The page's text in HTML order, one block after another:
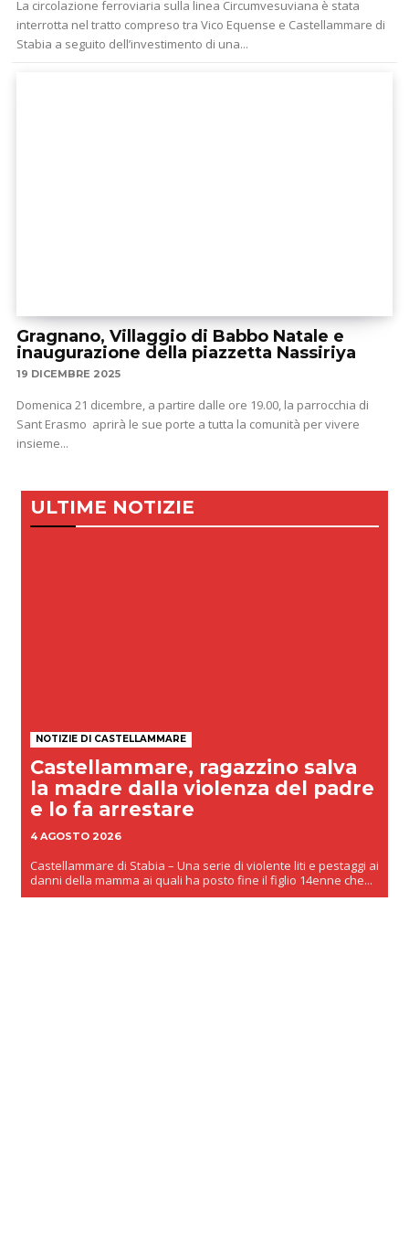
La circolazione ferroviaria sulla linea Circumvesuviana è stata
interrotta nel tratto compreso tra Vico Equense e Castellammare di
Stabia a seguito dell’investimento di una...
Gragnano, Villaggio di Babbo Natale e
inaugurazione della piazzetta Nassiriya
19 DICEMBRE 2025
Domenica 21 dicembre, a partire dalle ore 19.00, la parrocchia di
Sant Erasmo aprirà le sue porte a tutta la comunità per vivere
insieme...
ULTIME NOTIZIE
NOTIZIE DI CASTELLAMMARE
Castellammare, ragazzino salva
la madre dalla violenza del padre
e lo fa arrestare
4 AGOSTO 2026
Castellammare di Stabia – Una serie di violente liti e pestaggi ai
danni della mamma ai quali ha posto fine il figlio 14enne che...